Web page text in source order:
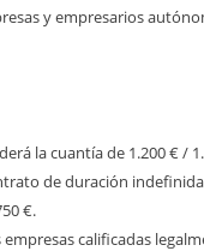
y empresarios
la cuantía de 1.200 € /
de duración
€.
empresas calificadas